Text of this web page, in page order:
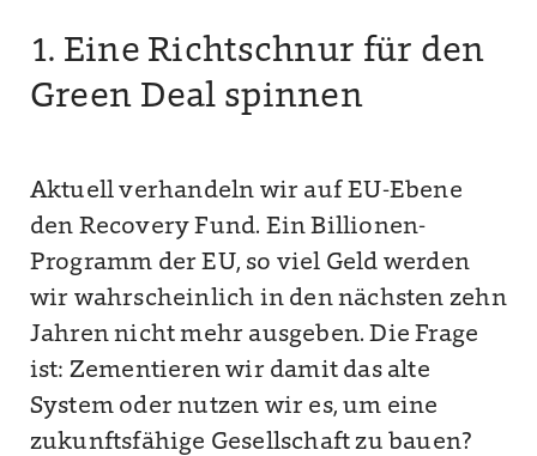
1. Eine Richtschnur für den
Green Deal spinnen
Aktuell verhandeln wir auf EU-Ebene
den Recovery Fund. Ein Billionen-
Programm der EU, so viel Geld werden
wir wahrscheinlich in den nächsten zehn
Jahren nicht mehr ausgeben. Die Frage
ist: Zementieren wir damit das alte
System oder nutzen wir es, um eine
zukunftsfähige Gesellschaft zu bauen?